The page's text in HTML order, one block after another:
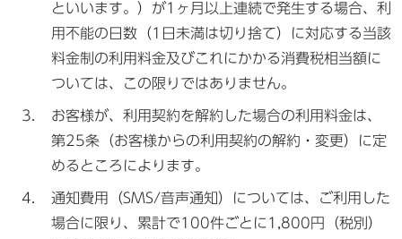
といいます。）が1ヶ月以上連続で発生する場合、利
用不能の日数（1日未満は切り捨て）に対応する当該
料金制の利用料金及びこれにかかる消費税相当額に
ついては、この限りではありません。
お客様が、利用契約を解約した場合の利用料金は、
第25条（お客様からの利用契約の解約・変更）に定
めるところによります。
通知費用（SMS/音声通知）については、ご利用した
場合に限り、累計で100件ごとに1,800円（税別）